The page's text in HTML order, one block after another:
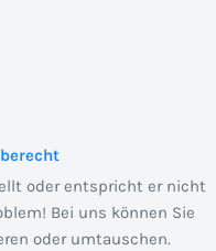
oder entspricht er nicht
Bei uns können Sie
oder umtauschen.